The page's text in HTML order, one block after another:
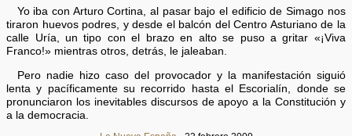
Yo iba con Arturo Cortina, al pasar bajo el edificio de Simago nos
tiraron huevos podres, y desde el balcón del Centro Asturiano de la
calle Uría, un tipo con el brazo en alto se puso a gritar «¡Viva
Franco!» mientras otros, detrás, le jaleaban.
Pero nadie hizo caso del provocador y la manifestación siguió
lenta y pacíficamente su recorrido hasta el Escorialín, donde se
pronunciaron los inevitables discursos de apoyo a la Constitución y
a la democracia.